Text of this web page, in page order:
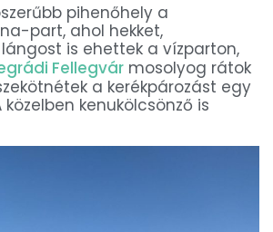
pihenőhely a
part, ahol hekket,
is ehettek a vízparton,
Fellegvár mosolyog rátok
a kerékpározást egy
közelben kenukölcsönző is